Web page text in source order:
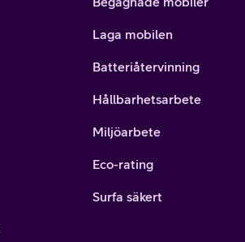
Laga mobilen
Batteriåtervinning
Hållbarhetsarbete
Miljöarbete
Eco-rating
Surfa säkert